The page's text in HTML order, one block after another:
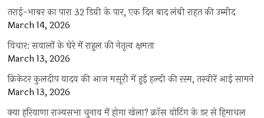
तराई-भाबर का पारा 32 डिग्री के पार, एक दिन बाद लंबी राहत की उम्मीद
March 14, 2026
विचार: सवालों के घेरे में राहुल की नेतृत्व क्षमता
March 13, 2026
क्रिकेटर कुलदीप यादव की आज मसूरी में हुई हल्दी की रस्म, तस्वीरें आई सामने
March 13, 2026
क्या हरियाणा राज्यसभा चुनाव में होगा खेला? क्रॉस वोटिंग के डर से हिमाचल